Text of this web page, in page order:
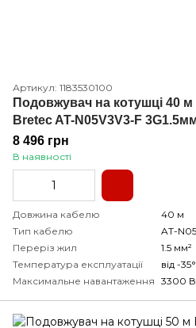
Артикул: 1183530100
Подовжувач на котушці 40
Bretec AT-N05V3V3-F
8 496 грн
В наявності
Довжина кабелю
40 м
Тип кабелю
AT-
Переріз жил
1.5 мм²
Температура експлуатації
від -
Максимальне навантаження 3300